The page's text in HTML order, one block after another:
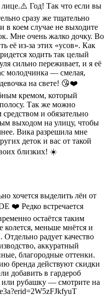
лице.⚠️ Год! Так что если вы
сразу же тщательно
коем случае не выходите
Мне очень жалко дочку. Во
её из-за этих «усов». Как
ходить так целый
сильно переживает, и я её
молодчинка — смелая,
на свете! 😘❤️
кремом, который
Так же можно
и обязательно
выходом на улицу, чтобы
Вика разрешила мне
деток и вас от такой
близких! ☀️
хочется выделить лён от
❤️ Редко встречается
остаётся таким
меньше мнётся и
радует качество
аккуратный
благородные оттенки.
бренда действуют скидки
добавить в гардероб
или рубашку — смотрите на